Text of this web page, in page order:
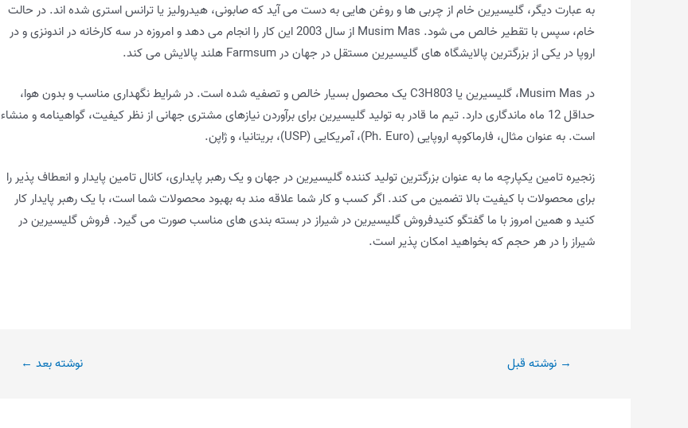
به عبارت دیگر، گلیسیرین خام از چربی ها و روغن هایی به دست می آید که صابونی، هیدرولیز یا ترانس استری شده اند. در حالت
خام، سپس با تقطیر خالص می شود. Musim Mas از سال 2003 این کار را انجام می دهد و امروزه در سه کارخانه در اندونزی و در
اروپا در یکی از بزرگترین پالایشگاه های گلیسیرین مستقل در جهان در Farmsum هلند پالایش می کند.
در Musim Mas، گلیسیرین یا C3H803 یک محصول بسیار خالص و تصفیه شده است. در شرایط نگهداری مناسب و بدون هوا،
حداقل 12 ماه ماندگاری دارد. تیم ما قادر به تولید گلیسیرین برای برآوردن نیازهای مشتری جهانی از نظر کیفیت، گواهینامه و منشاء
است. به عنوان مثال، فارماکوپه اروپایی (Ph. Euro)، آمریکایی (USP)، بریتانیا، و ژاپن.
زنجیره تامین یکپارچه ما به عنوان بزرگترین تولید کننده گلیسیرین در جهان و یک رهبر پایداری، کانال تامین پایدار و انعطاف پذیر را
برای محصولات با کیفیت بالا تضمین می کند. اگر کسب و کار شما علاقه مند به بهبود محصولات شما است، با یک رهبر پایدار کار
کنید و همین امروز با ما گفتگو کنیدفروش گلیسیرین در شیراز در بسته بندی های مناسب صورت می گیرد. فروش گلیسیرین در
شیراز را در هر حجم که بخواهید امکان پذیر است.
پیمایش
→ نوشته قبل نوشته بعد ←